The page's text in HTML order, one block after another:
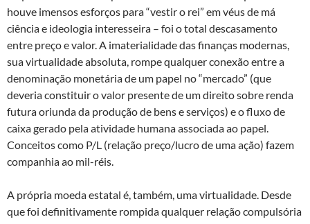
houve imensos esforços para “vestir o rei” em véus de má
ciência e ideologia interesseira – foi o total descasamento
entre preço e valor. A imaterialidade das finanças modernas,
sua virtualidade absoluta, rompe qualquer conexão entre a
denominação monetária de um papel no “mercado” (que
deveria constituir o valor presente de um direito sobre renda
futura oriunda da produção de bens e serviços) e o fluxo de
caixa gerado pela atividade humana associada ao papel.
Conceitos como P/L (relação preço/lucro de uma ação) fazem
companhia ao mil-réis.
A própria moeda estatal é, também, uma virtualidade. Desde
que foi definitivamente rompida qualquer relação compulsória